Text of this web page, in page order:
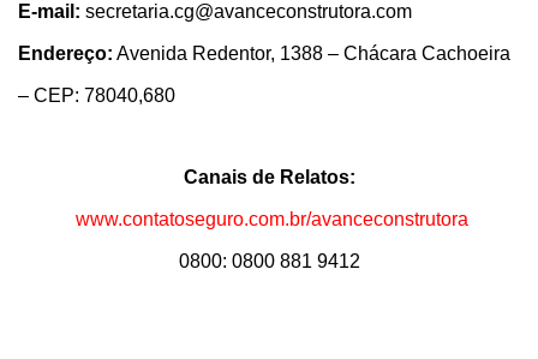
E-mail: secretaria.cg@avanceconstrutora.com
Endereço: Avenida Redentor, 1388 – Chácara Cachoeira
– CEP: 78040,680
Canais de Relatos:
www.contatoseguro.com.br/avanceconstrutora
0800: 0800 881 9412